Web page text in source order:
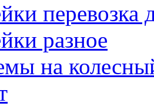
перевозка
разное
на